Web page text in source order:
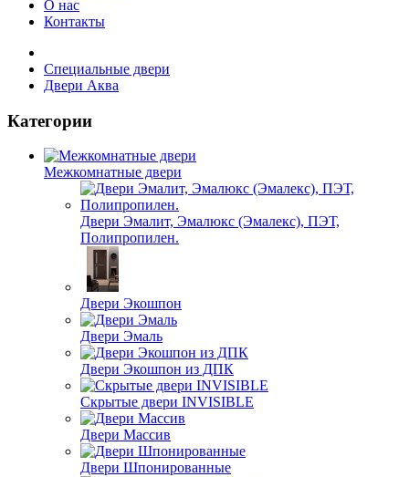
О нас
Контакты
Специальные двери
Двери Аква
Категории
Межкомнатные двери
Двери Эмалит, Эмалюкс (Эмалекс), ПЭТ,
Полипропилен.
Двери Экошпон
Двери Эмаль
Двери Экошпон из ДПК
Скрытые двери INVISIBLE
Двери Массив
Двери Шпонированные